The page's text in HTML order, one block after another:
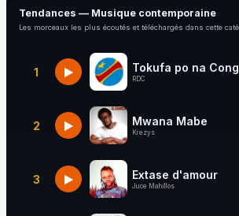
Tendances — Musique contemporaine
Les morceaux les plus écoutés et téléchargés dans cette
1 Tokufa po na
RDC
2 Mwana Mabe
Krezys
3 Extase d'amour
Juce Mahillos